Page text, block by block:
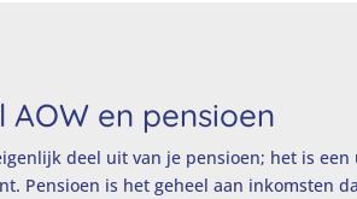
AOW en pensioen
deel uit van je pensioen; het is
Pensioen is het geheel aan inkomsten